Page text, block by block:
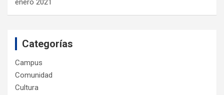
enero 2021
Categorías
Campus
Comunidad
Cultura